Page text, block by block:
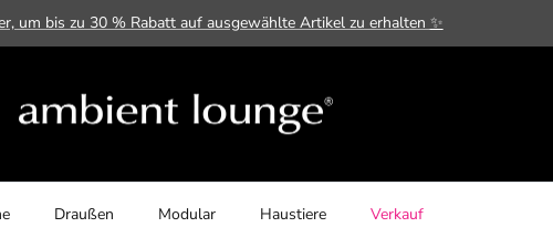
um bis zu 30 % Rabatt auf ausgewählte Artikel zu erhalten ✨
Draußen Modular Haustiere Verkauf